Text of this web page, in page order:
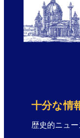
ォ
ル
ク
ス
-
オ
ペ
十分な情
歴史的ニュ